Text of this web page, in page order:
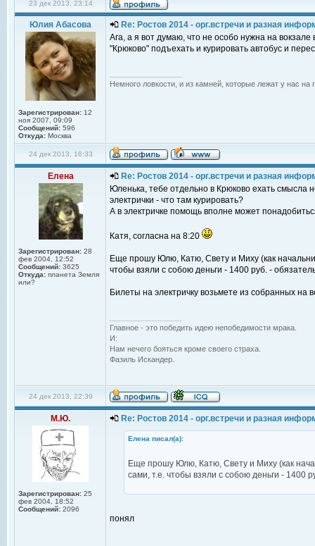
23 дек 2013, 23:14
Юлия Абасова
Зарегистрирован: 12
ноя 2007, 09:09
Сообщений: 596
Откуда: Москва
Re: Ростов 2014 - орг.встречи и разная
Ага, а я вот думаю, что не особо нужна на
"Крюково" подъехать и курировать автобус и
Немного ловкости, и из камней, которые лежат у нас на
24 дек 2013, 16:33
Елена
Зарегистрирован: 28
фев 2004, 12:52
Сообщений: 3625
Откуда: планета Земля
или?
Re: Ростов 2014 - орг.встречи и разная
Юленька, тебе отдельно в Крюково ехать смысла
электрички - что там курировать?
А в электричке помощь вполне может
Катя, согласна на 8:20
Еще прошу Юлю, Катю, Свету и Миху (как
чтобы взяли с собою деньги - 1400 руб. -
Билеты на электричку возьмете из собранных
Главное - это победить идею непобедимости мрака.
И:
Нам нечего бояться кроме своего страха.
Фазиль Искандер.
24 дек 2013, 22:39
М.Ю.
Зарегистрирован: 25
фев 2004, 18:52
Сообщений: 2096
Re: Ростов 2014 - орг.встречи и разная
Елена писал(а):
Еще прошу Юлю, Катю, Свету и Миху (как
сами, т.е. чтобы взяли с собою деньги - 1400
понял